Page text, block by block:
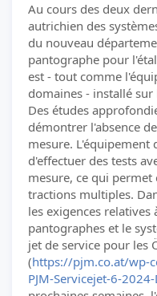
Au cours des deux
autrichien des
du nouveau
pantographe pour
est - tout comme
domaines - installé sur
Des études
démontrer l'absence
mesure.
d'effectuer des tests
mesure, ce qui
tractions multiples.
les exigences
pantographes et le
jet de service pour les
(https://pjm.co.at/wp-
PJM-Servicejet-6-